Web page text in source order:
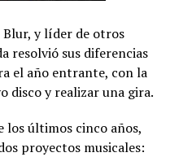
Blur, y líder de otros
resolvió sus diferencias
el año entrante, con la
disco y realizar una gira.
los últimos cinco años,
proyectos musicales: